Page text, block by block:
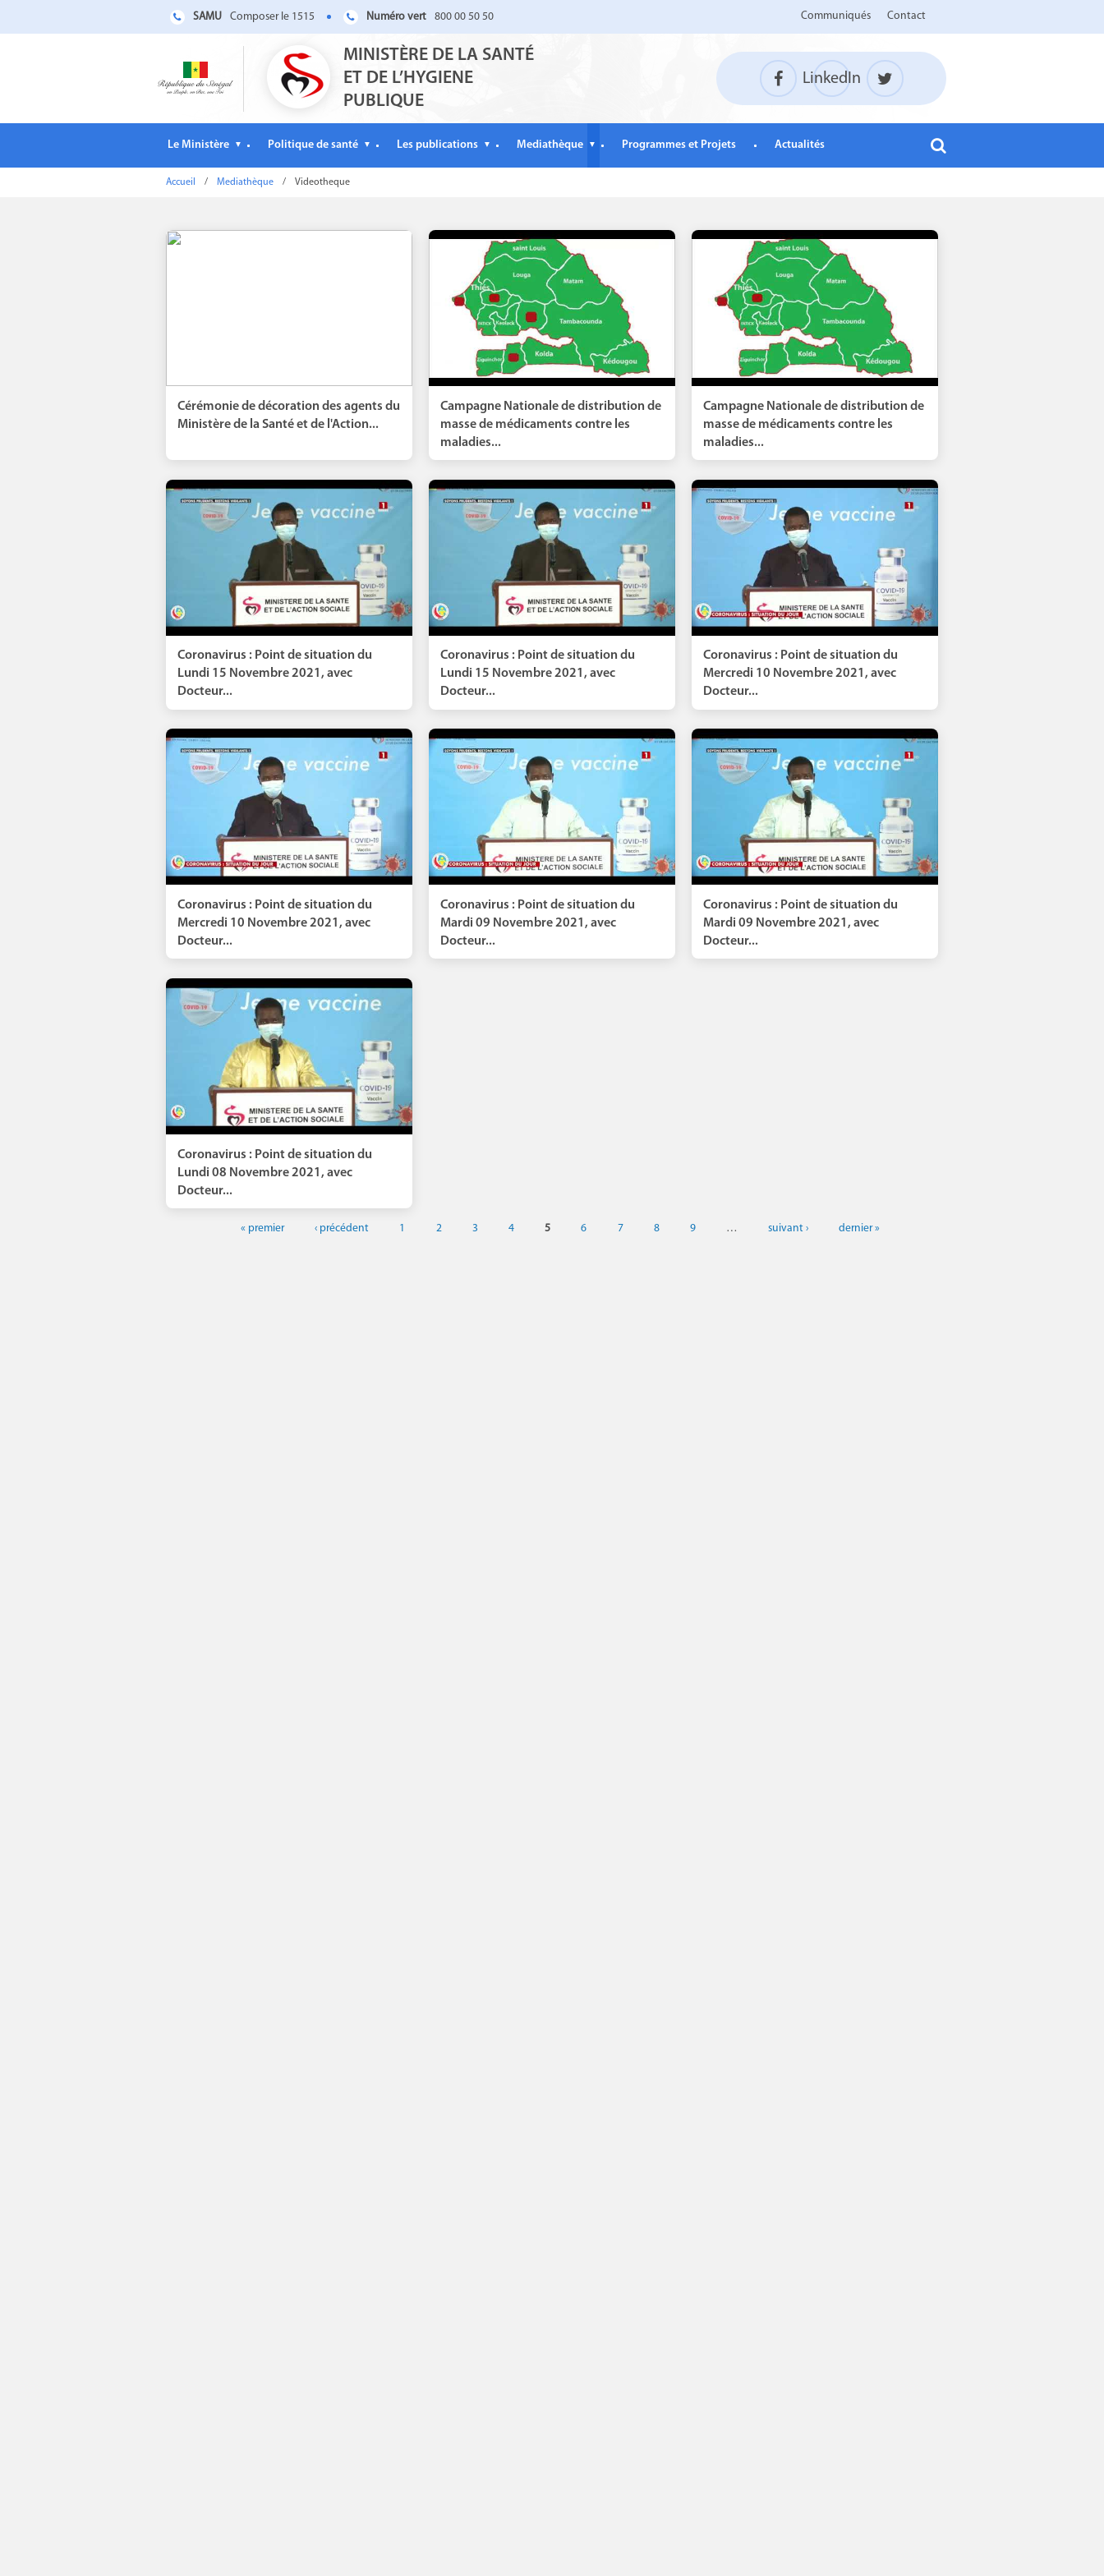
SAMU Composer le 1515 Numéro vert 800 00 50 50 Communiqués Contact
MINISTÈRE DE LA SANTÉ
ET DE L’HYGIENE
PUBLIQUE
LinkedIn
Le Ministère ▼ Politique de santé ▼ Les publications ▼ Mediathèque ▼ Programmes et Projets Actualités
Accueil / Mediathèque / Videotheque
Cérémonie de décoration des agents du
Ministère de la Santé et de l'Action...
Campagne Nationale de distribution de
masse de médicaments contre les
maladies...
Campagne Nationale de distribution de
masse de médicaments contre les
maladies...
Coronavirus : Point de situation du
Lundi 15 Novembre 2021, avec
Docteur...
Coronavirus : Point de situation du
Lundi 15 Novembre 2021, avec
Docteur...
Coronavirus : Point de situation du
Mercredi 10 Novembre 2021, avec
Docteur...
Coronavirus : Point de situation du
Mercredi 10 Novembre 2021, avec
Docteur...
Coronavirus : Point de situation du
Mardi 09 Novembre 2021, avec
Docteur...
Coronavirus : Point de situation du
Mardi 09 Novembre 2021, avec
Docteur...
Coronavirus : Point de situation du
Lundi 08 Novembre 2021, avec
Docteur...
« premier ‹ précédent 1 2 3 4 5 6 7 8 9 … suivant › dernier »